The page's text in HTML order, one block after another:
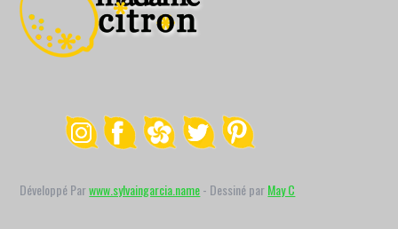
Développé Parwww.sylvaingarcia.name- Dessiné parMay C